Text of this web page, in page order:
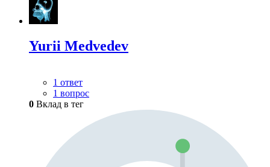
Yurii Medvedev
1 ответ
1 вопрос
0 Вклад в тег